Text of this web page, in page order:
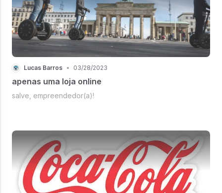
Lucas Barros • 03/28/2023
apenas uma loja online
salve, empreendedor(a)!